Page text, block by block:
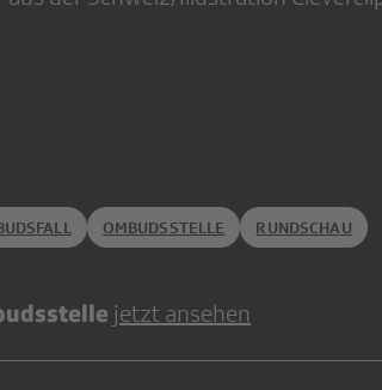
OMBUDSSTELLE RUNDSCHAU
jetzt ansehen